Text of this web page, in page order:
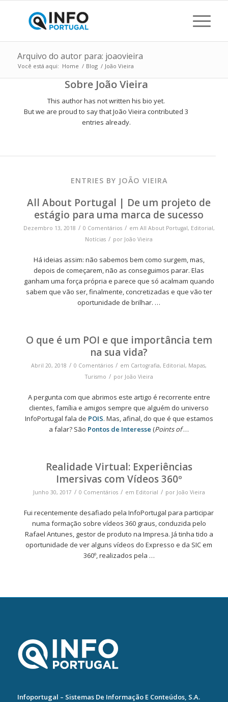
Arquivo do autor para: joaovieira
Você está aqui: Home / Blog / João Vieira
Sobre João Vieira
This author has not written his bio yet.
But we are proud to say thatJoão Vieira contributed 3
entries already.
ENTRIES BY JOÃO VIEIRA
All About Portugal | De um projeto de
estágio para uma marca de sucesso
Dezembro 13, 2018 / 0 Comentários / em All About Portugal, Editorial,
Notícias / por João Vieira
Há ideias assim: não sabemos bem como surgem, mas,
depois de começarem, não as conseguimos parar. Elas
ganham uma força própria e parece que só acalmam quando
sabem que vão ser, finalmente, concretizadas e que vão ter
oportunidade de brilhar. …
O que é um POI e que importância tem
na sua vida?
Abril 20, 2018 / 0 Comentários / em Cartografia, Editorial, Mapas,
Turismo / por João Vieira
A pergunta com que abrimos este artigo é recorrente entre
clientes, família e amigos sempre que alguém do universo
InfoPortugal fala de POIS. Mas, afinal, do que é que estamos
a falar? São Pontos de Interesse (Points of…
Realidade Virtual: Experiências
Imersivas com Vídeos 360º
Junho 30, 2017 / 0 Comentários / em Editorial / por João Vieira
Fui recentemente desafiado pela InfoPortugal para participar
numa formação sobre vídeos 360 graus, conduzida pelo
Rafael Antunes, gestor de produto na Impresa. Já tinha tido a
oportunidade de ver alguns vídeos do Expresso e da SIC em
360º, realizados pela …
Infoportugal – Sistemas De Informação E Conteúdos, S.A.